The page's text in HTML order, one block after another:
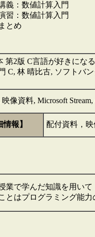
義：数値計算入門
習：数値計算入門
とめ
第2版 C言語が好きにな
C, 林 晴比古, ソフトバ
像資料, Microsoft Stream,
情報】 配付資料，映
業で学んだ知識を用い
とはプログラミング能力